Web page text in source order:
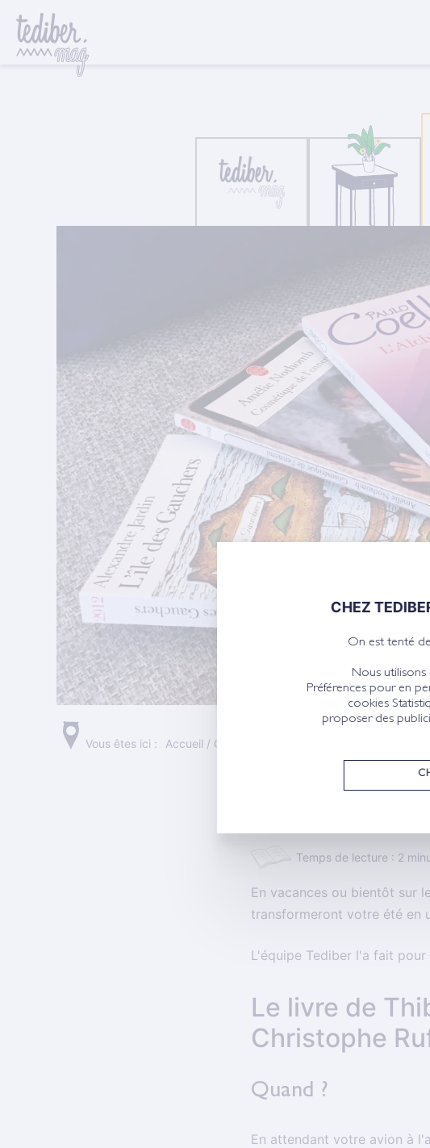
CHEZ
On est tenté
Nous utilisons
Préférences pour en
cookies
proposer des
Vous êtes ici : Accueil / On aime
5
Temps de lecture : 2
En vacances ou bientôt sur
transformeront votre été en
L'équipe Tediber l'a fait
Le livre de
Christophe
Quand ?
En attendant votre avion à